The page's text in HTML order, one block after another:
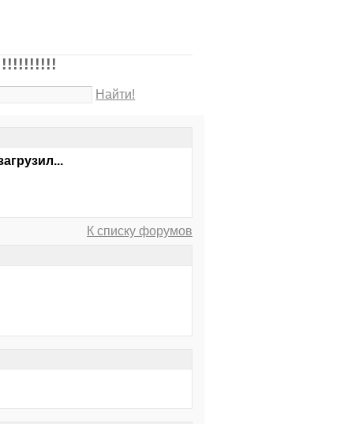
!!!!!!!!!!
Найти!
К списку форумов